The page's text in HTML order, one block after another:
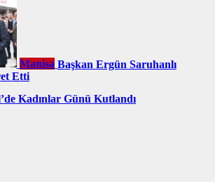
Manisa Başkan Ergün Saruhanlı
Etti
Kadınlar Günü Kutlandı